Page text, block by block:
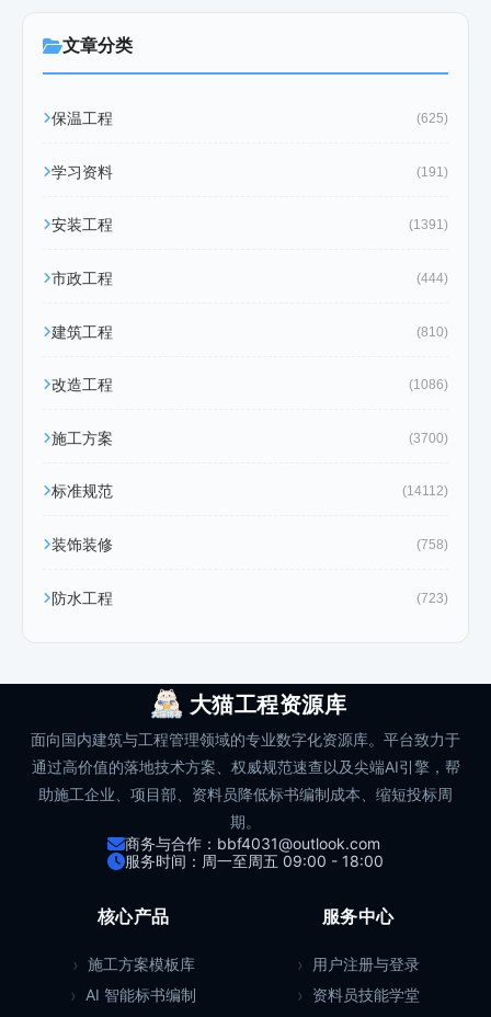
文章分类
保温工程 (625)
学习资料 (191)
安装工程 (1391)
市政工程 (444)
建筑工程 (810)
改造工程 (1086)
施工方案 (3700)
标准规范 (14112)
装饰装修 (758)
防水工程 (723)
大猫工程资源库
面向国内建筑与工程管理领域的专业数字化资源库。平台致力于
通过高价值的落地技术方案、权威规范速查以及尖端AI引擎，帮
助施工企业、项目部、资料员降低标书编制成本、缩短投标周
期。
商务与合作：bbf4031@outlook.com
服务时间：周一至周五 09:00 - 18:00
核心产品
施工方案模板库
AI 智能标书编制
服务中心
用户注册与登录
资料员技能学堂